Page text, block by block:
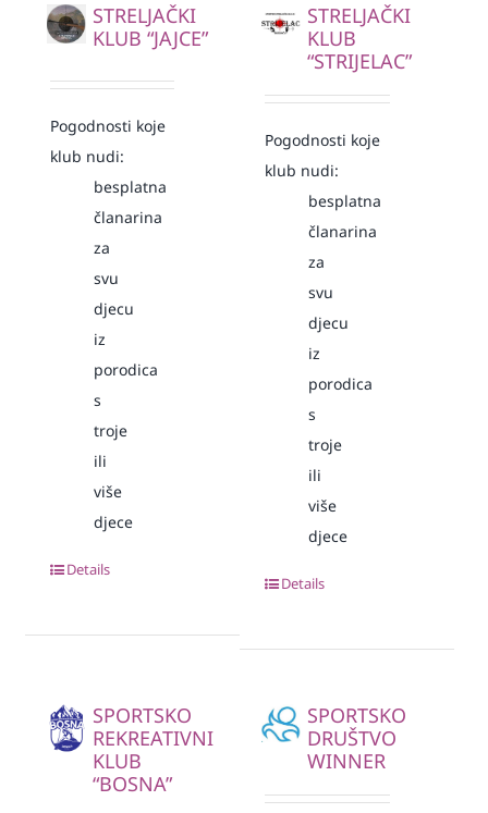
STRELJAČKI
KLUB “JAJCE”
Pogodnosti koje
klub nudi:
besplatna
članarina
za
svu
djecu
iz
porodica
s
troje
ili
više
djece
Details
STRELJAČKI
KLUB
“STRIJELAC”
Pogodnosti koje
klub nudi:
besplatna
članarina
za
svu
djecu
iz
porodica
s
troje
ili
više
djece
Details
SPORTSKO
REKREATIVNI
KLUB
“BOSNA”
SPORTSKO
DRUŠTVO
WINNER